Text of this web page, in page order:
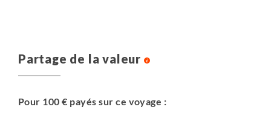
Partage de la valeur
Pour 100 € payés sur ce voyage :